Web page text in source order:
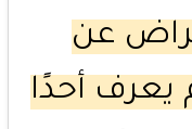
عن
يعرف أحدًا